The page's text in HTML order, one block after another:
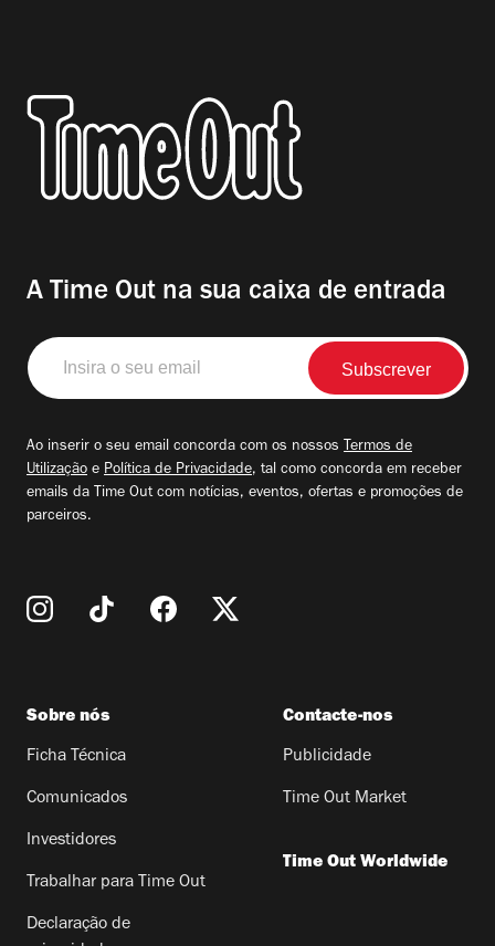
A Time Out na sua caixa de entrada
Insira
o
seu
Ao inserir o seu email concorda com os nossos Termos de
Utilização e Política de Privacidade, tal como concorda em receber
emails da Time Out com notícias, eventos, ofertas e promoções de
parceiros.
Sobre nós
Ficha Técnica
Comunicados
Investidores
Trabalhar para Time Out
Declaração de
Contacte-nos
Publicidade
Time Out Market
Time Out Worldwide